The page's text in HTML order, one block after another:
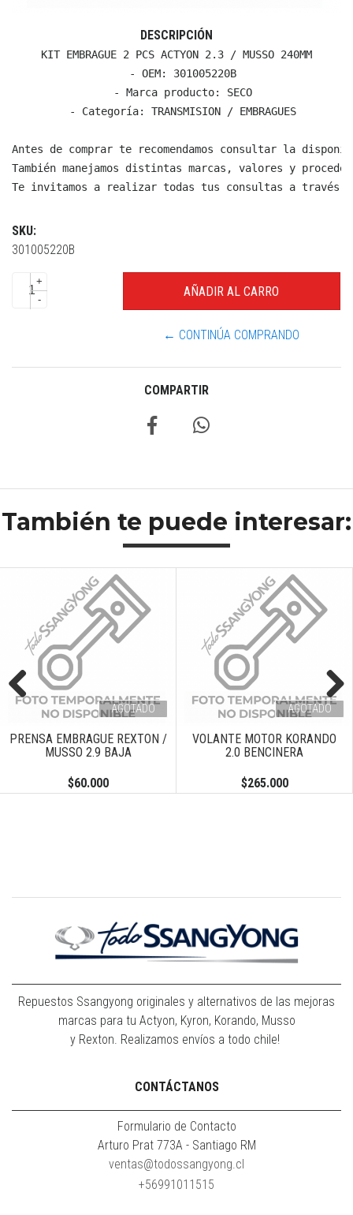
DESCRIPCIÓN
KIT EMBRAGUE 2 PCS ACTYON 2.3 / MUSSO 240MM
  - OEM: 301005220B
  - Marca producto: SECO
  - Categoría: TRANSMISION / EMBRAGUES
Antes de comprar te recomendamos consultar la
También manejamos distintas marcas, valores y
Te invitamos a realizar todas tus consultas a través
SKU:
301005220B
+
-
← CONTINÚA COMPRANDO
COMPARTIR
También te puede interesar:
AGOTADO
PRENSA EMBRAGUE REXTON /
MUSSO 2.9 BAJA
$60.000
AGOTADO
VOLANTE MOTOR KORANDO
2.0 BENCINERA
$265.000
Previous
Repuestos Ssangyong originales y alternativos de las mejoras
marcas para tu Actyon, Kyron, Korando, Musso
y Rexton. Realizamos envíos a todo chile!
CONTÁCTANOS
Formulario de Contacto
Arturo Prat 773A - Santiago RM
ventas@todossangyong.cl
+56991011515